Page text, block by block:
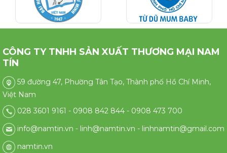
CÔNG TY TNHH SẢN XUẤT THƯƠNG MẠI NAM
TÍN
59 đường 47, Phường Tân Tạo, Thành phố Hồ Chí Minh,
Việt Nam
028 3601 9161 - 0908 842 844 - 0908 473 700
info@namtin.vn - linh@namtin.vn - linhnamtin@gmail.com
namtin.vn